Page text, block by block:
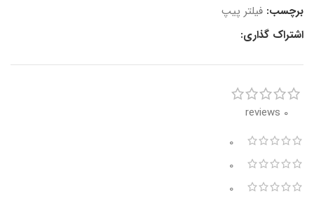
برچسب: فیلتر پیپ
اشتراک گذاری:
0 reviews
0
0
0